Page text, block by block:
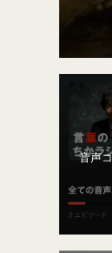
音声